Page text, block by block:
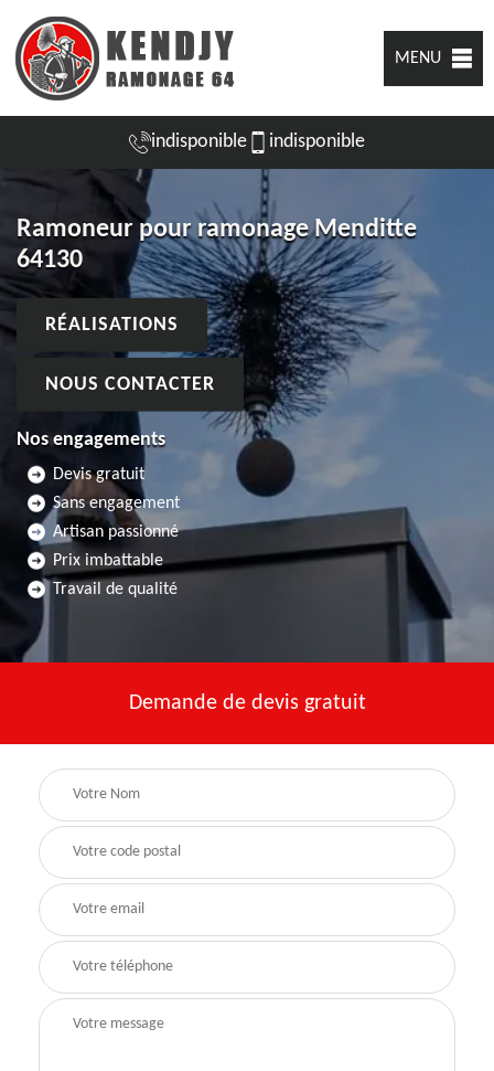
MENU
indisponible indisponible
Ramoneur pour ramonage Menditte
64130
RÉALISATIONS
NOUS CONTACTER
Nos engagements
Devis gratuit
Sans engagement
Artisan passionné
Prix imbattable
Travail de qualité
Demande de devis gratuit